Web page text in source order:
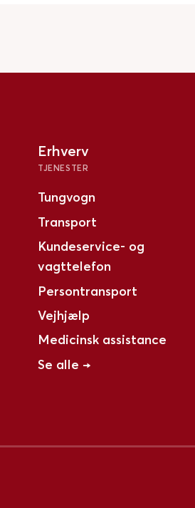
Erhverv
TJENESTER
Tungvogn
Transport
Kundeservice- og
vagttelefon
Persontransport
Vejhjælp
Medicinsk assistance
Se alle →